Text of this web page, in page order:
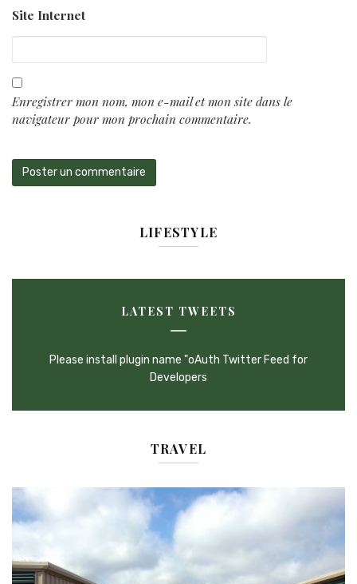
Site Internet
Enregistrer mon nom, mon e-mail et mon site dans le
navigateur pour mon prochain commentaire.
LIFESTYLE
LATEST TWEETS
Please install plugin name "oAuth Twitter Feed for
Developers
TRAVEL